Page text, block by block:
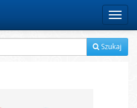
Menu
Szukaj